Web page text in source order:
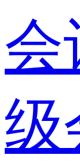
会
级